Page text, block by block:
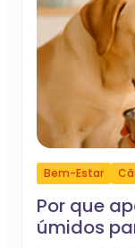
Bem-Estar
Por que
úmidos